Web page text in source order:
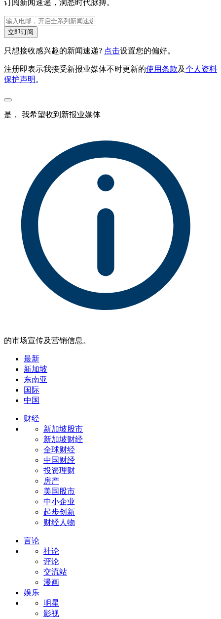
订阅新闻速递，洞悉时代脉搏。
立即订阅
只想接收感兴趣的新闻速递? 点击设置您的偏好。
注册即表示我接受新报业媒体不时更新的使用条款及个人资料
保护声明 。
是， 我希望收到新报业媒体
的市场宣传及营销信息。
最新
新加坡
东南亚
国际
中国
财经
新加坡股市
新加坡财经
全球财经
中国财经
投资理财
房产
美国股市
中小企业
起步创新
财经人物
言论
社论
评论
交流站
漫画
娱乐
明星
影视